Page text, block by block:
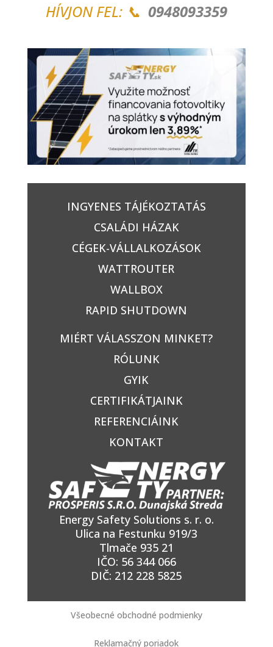
HÍVJON FEL: 📞 0948093359
INGYENES TÁJÉKOZTATÁS
CSALÁDI HÁZAK
CÉGEK-VÁLLALKOZÁSOK
WATTROUTER
WALLBOX
RAPID SHUTDOWN
MIÉRT VÁLASSZON MINKET?
RÓLUNK
GYIK
CERTIFIKÁTJAINK
REFERENCIÁINK
KONTAKT
Energy Safety Solutions s. r. o.
Ulica na Festunku 919/3
Tlmače 935 21
IČO: 56 344 066
DIČ: 212 228 5825
Všeobecné obchodné podmienky
Reklamačný poriadok